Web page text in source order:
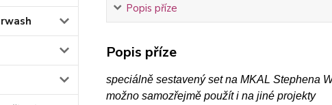
Popis příze
Popis příze
speciálně sestavený set na MKAL Stephena
možno samozřejmě použít i na jiné projekty